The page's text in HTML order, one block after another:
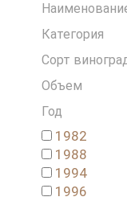
Категория
Сорт
Объем
Год
1982
1988
1994
1996